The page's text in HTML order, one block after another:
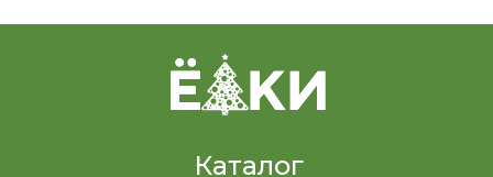
Каталог